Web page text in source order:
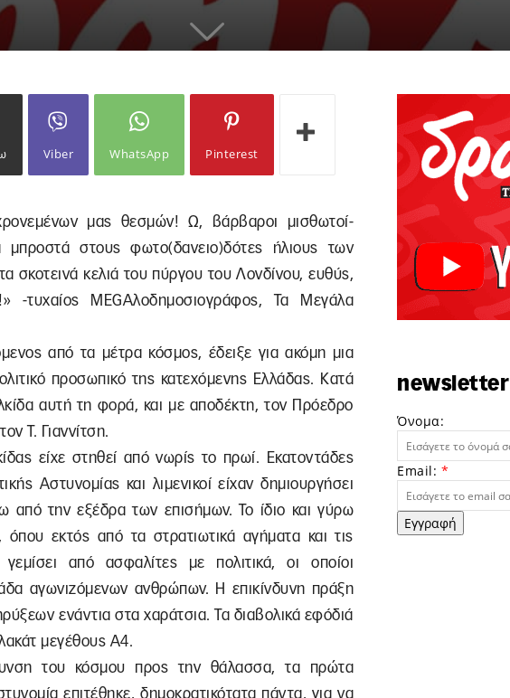
Viber WhatsApp Pinterest
μας θεσμών! Ω, βάρβαροι μισθωτοί-
μπροστά στους φωτο(δανειο)δότες ήλιους των
σκοτεινά κελιά του πύργου του Λονδίνου, ευθύς,
-τυχαίος MEGAλοδημοσιογράφος, Τα Μεγάλα
από τα μέτρα κόσμος, έδειξε για ακόμη μια
προσωπικό της κατεχόμενης Ελλάδας. Κατά
αυτή τη φορά, και με αποδέκτη, τον Πρόεδρο
Τ. Γιαννίτση.
είχε στηθεί από νωρίς το πρωί. Εκατοντάδες
Αστυνομίας και λιμενικοί είχαν δημιουργήσει
από την εξέδρα των επισήμων. Το ίδιο και γύρω
εκτός από τα στρατιωτικά αγήματα και τις
από ασφαλίτες με πολιτικά, οι οποίοι
αγωνιζόμενων ανθρώπων. Η επικίνδυνη πράξη
ενάντια στα χαράτσια. Τα διαβολικά εφόδιά
μεγέθους Α4.
του κόσμου προς την θάλασσα, τα πρώτα
επιτέθηκε, δημοκρατικότατα πάντα, για να
newsletter
Όνομα:
Email: *
Εγγραφή